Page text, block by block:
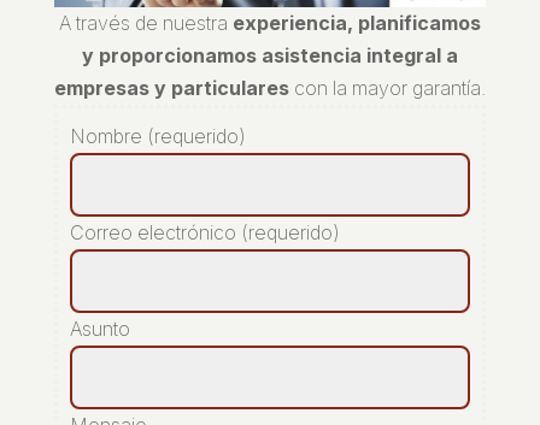
A través de nuestra experiencia, planificamos
y proporcionamos asistencia integral a
empresas y particularescon la mayor garantía.
Nombre (requerido)
Correo electrónico (requerido)
Asunto